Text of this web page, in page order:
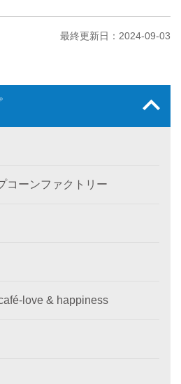
最終更新日：2024-09-03
コーンファクトリー
love & happiness